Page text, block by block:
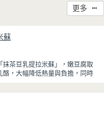
更多
蘇
抹茶豆乳提拉米蘇」，嫩豆腐取
酪，大幅降低熱量與負擔，同時
香的抹茶與香氣濃郁的黃豆
更加豐富。